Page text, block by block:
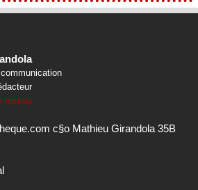
réseau
c§o Mathieu Girandola 35B